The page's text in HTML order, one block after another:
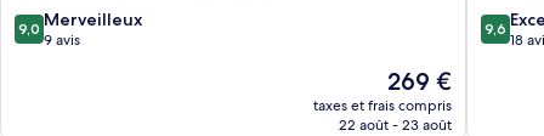
9.0
sur
9,0 Merveilleux
9 avis
Le
nouveau
prix
269 €
taxes et frais compris
22 août - 23 août
9.6
sur
9,6
18